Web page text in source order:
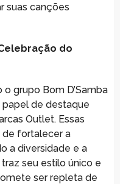
suas canções
do
grupo Bom D’Samba
papel de destaque
Outlet. Essas
fortalecer a
a diversidade e a
seu estilo único e
ser repleta de